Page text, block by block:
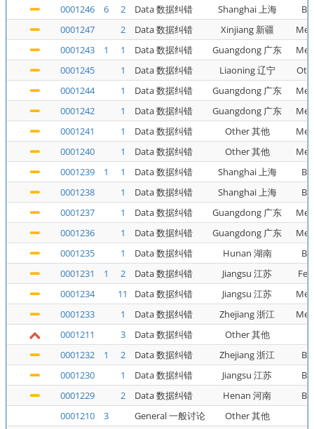
0001246
6 2 Data 数据纠错 Shanghai 上海
0001247
2 Data 数据纠错 Xinjiang 新疆
0001243
1 1 Data 数据纠错 Guangdong 广东
0001245
1 Data 数据纠错 Liaoning 辽宁
0001244
1 Data 数据纠错 Guangdong 广东
0001242
1 Data 数据纠错 Guangdong 广东
0001241
1 Data 数据纠错 Other 其他
0001240
1 Data 数据纠错 Other 其他
0001239
1 1 Data 数据纠错 Shanghai 上海
0001238
1 Data 数据纠错 Shanghai 上海
0001237
1 Data 数据纠错 Guangdong 广东
0001236
1 Data 数据纠错 Guangdong 广东
0001235
1 Data 数据纠错 Hunan 湖南
0001231
1 2 Data 数据纠错 Jiangsu 江苏
0001234
11 Data 数据纠错 Jiangsu 江苏
0001233
1 Data 数据纠错 Zhejiang 浙江
0001211
3 Data 数据纠错
Other 其他
0001232
1 2 Data 数据纠错 Zhejiang 浙江
0001230
1 Data 数据纠错 Jiangsu 江苏
0001229
2 Data 数据纠错 Henan 河南
0001210
3 General 一般讨论
Other 其他